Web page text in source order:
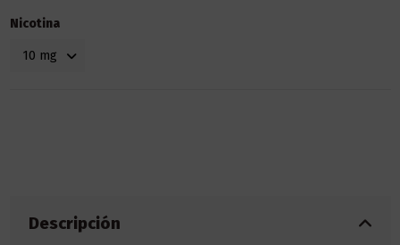
Nicotina
Descripción